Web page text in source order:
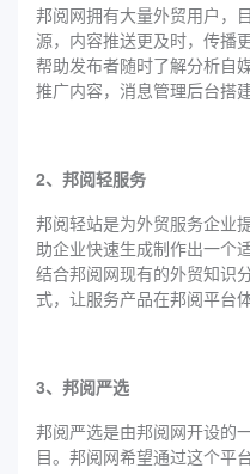
邦阅网拥有大量外贸用户，
源，内容推送更及时，传播
帮助发布者随时了解分析自
推广内容，消息管理后台搭
2、邦阅轻服务
邦阅轻站是为外贸服务企业
助企业快速生成制作出一个
结合邦阅网现有的外贸知识
式，让服务产品在邦阅平台
3、邦阅严选
邦阅严选是由邦阅网开设的
目。邦阅网希望通过这个平